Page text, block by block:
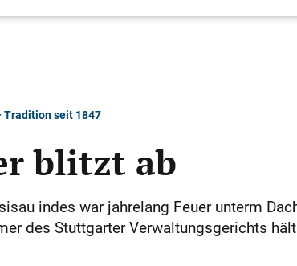
Tradition seit 1847
blitzt ab
indes war jahrelang Feuer unterm
des Stuttgarter Verwaltungsgerichts